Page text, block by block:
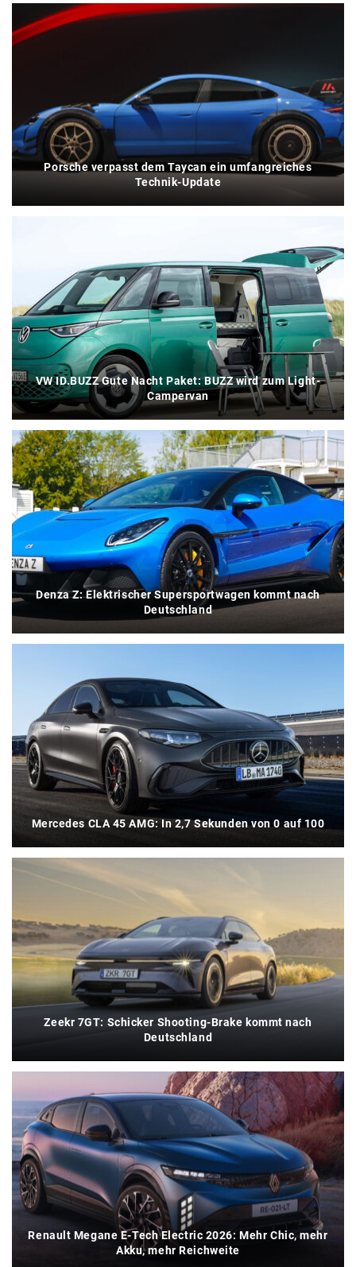
Porsche verpasst dem Taycan ein umfangreiches
Technik-Update
VW ID.BUZZ Gute Nacht Paket: BUZZ wird zum Light-
Campervan
Denza Z: Elektrischer Supersportwagen kommt nach
Deutschland
Mercedes CLA 45 AMG: In 2,7 Sekunden von 0 auf 100
Zeekr 7GT: Schicker Shooting-Brake kommt nach
Deutschland
Renault Megane E-Tech Electric 2026: Mehr Chic, mehr
Akku, mehr Reichweite